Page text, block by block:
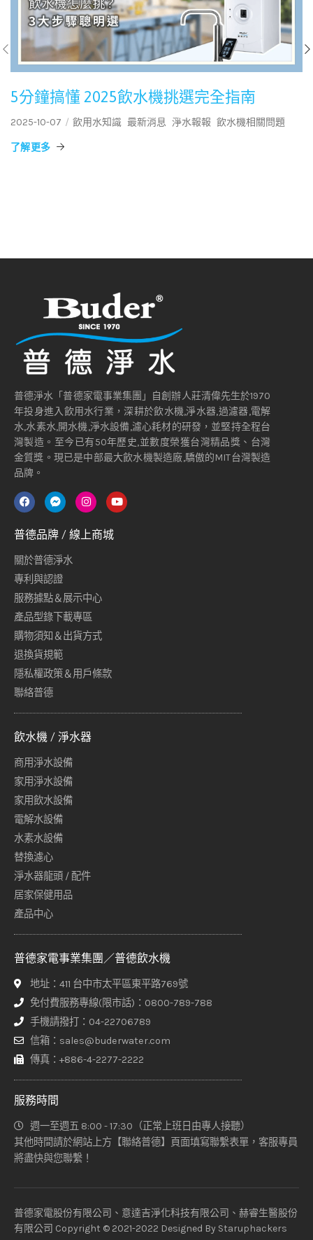
5分鐘搞懂 2025飲水機挑選完全指南
2025-10-07 飲用水知識 最新消息 淨水報報 飲水機相關問題
了解更多
普德淨水「普德家電事業集團」自創辦人莊清偉先生於1970
年投身進入飲用水行業，深耕於飲水機,淨水器,過濾器,電解
水,水素水,開水機,淨水設備,濾心耗材的研發，並堅持全程台
灣製造。至今已有50年歷史,並數度榮獲台灣精品獎、台灣
金質獎。現已是中部最大飲水機製造廠,驕傲的MIT台灣製造
品牌。
普德品牌 / 線上商城
關於普德淨水
專利與認證
服務據點＆展示中心
產品型錄下載專區
購物須知＆出貨方式
退換貨規範
隱私權政策＆用戶條款
聯絡普德
飲水機 / 淨水器
商用淨水設備
家用淨水設備
家用飲水設備
電解水設備
水素水設備
替換濾心
淨水器龍頭 / 配件
居家保健用品
產品中心
普德家電事業集團／普德飲水機
地址：411 台中市太平區東平路769號
免付費服務專線(限市話)：0800-789-788
手機請撥打：04-22706789
信箱：sales@buderwater.com
傳真：+886-4-2277-2222
服務時間
週一至週五 8:00 - 17:30（正常上班日由專人接聽）
其他時間請於網站上方【聯絡普德】頁面填寫聯繫表單，客服專員
將盡快與您聯繫！
普德家電股份有限公司、意達吉淨化科技有限公司、赫睿生醫股份
有限公司 Copyright © 2021-2022 Designed By Staruphackers